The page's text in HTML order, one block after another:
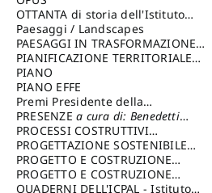
Francesco
OTTANTA di storia dell'Istituto
storia dell’Istitutoa cura di:
Cavalieri Patrizia
Paesaggi / Landscapes
PAESAGGI IN TRASFORMAZIONEa
cura di: Corti Enrico A.
PIANIFICAZIONE TERRITORIALE
URBANISTICA ED AMBIENTALE
cura di: Costa Enrico
PIANO
PIANO EFFE
Premi Presidente della
Repubblica
PRESENZEa cura di: Benedetti
Sandro
PROCESSI COSTRUTTIVI
DELL'ARCHITETTURAa cura di:
Ippoliti Alessandro
PROGETTAZIONE SOSTENIBILE
PARTECIPATA
PROGETTO E COSTRUZIONE
DELL’ARCHITETTURA
PROGETTO E COSTRUZIONE
SOSTENIBILE
QUADERNI DELL'ICPAL - Istituto